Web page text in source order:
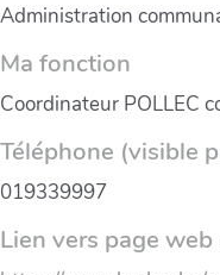
Administration
Ma fonction
Coordinateur POLLEC
Téléphone (visible
019339997
Lien vers page web